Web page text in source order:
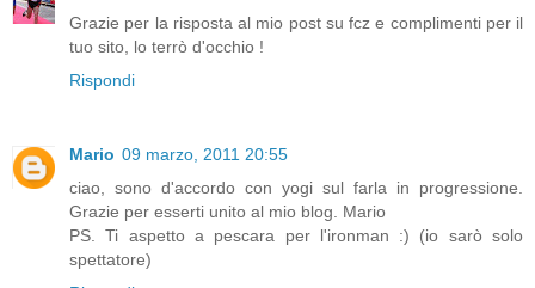
Grazie per la risposta al mio post su fcz e complimenti per il
tuo sito, lo terrò d'occhio !
Rispondi
Mario 09 marzo, 2011 20:55
ciao, sono d'accordo con yogi sul farla in progressione.
Grazie per esserti unito al mio blog. Mario
PS. Ti aspetto a pescara per l'ironman :) (io sarò solo
spettatore)